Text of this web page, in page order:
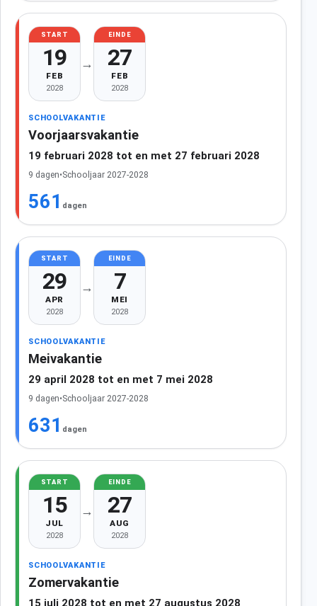
START
19
FEB
2028
→
EINDE
27
FEB
2028
SCHOOLVAKANTIE
Voorjaarsvakantie
19 februari 2028 tot en met 27 februari 2028
9 dagen•Schooljaar 2027-2028
561 dagen
START
29
APR
2028
→
EINDE
7
MEI
2028
SCHOOLVAKANTIE
Meivakantie
29 april 2028 tot en met 7 mei 2028
9 dagen•Schooljaar 2027-2028
631 dagen
START
15
JUL
2028
→
EINDE
27
AUG
2028
SCHOOLVAKANTIE
Zomervakantie
15 juli 2028 tot en met 27 augustus 2028